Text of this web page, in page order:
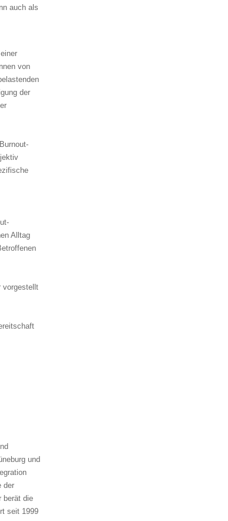
auch als
von
der
Alltag
vorgestellt
und
der
berät die
seit 1999